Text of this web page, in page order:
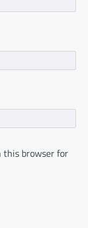
this browser for